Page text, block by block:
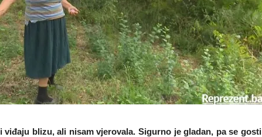
viđaju blizu, ali nisam vjerovala. Sigurno je gladan, pa se gosti